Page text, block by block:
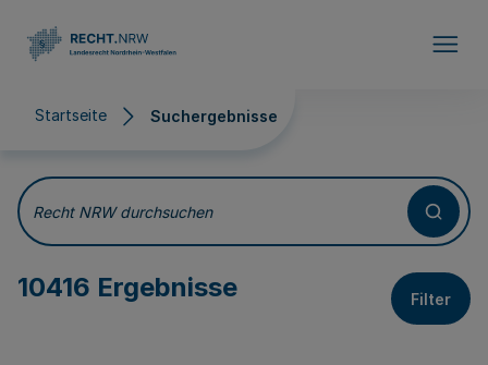
Startseite Suchergebnisse
Suchergebnisse
Recht NRW durchsuchen
10416 Ergebnisse Filter